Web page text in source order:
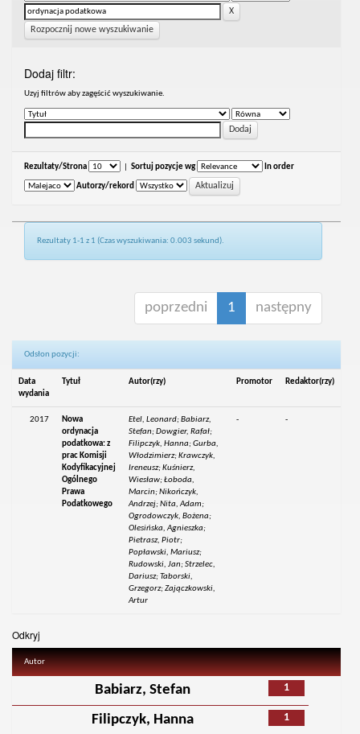
Rozpocznij nowe wyszukiwanie
Dodaj filtr:
Uzyj filtrów aby zagęścić wyszukiwanie.
Rezultaty/Strona Sortuj pozycje wg In order
Autorzy/rekord
Rezultaty 1-1 z 1 (Czas wyszukiwania: 0.003 sekund).
poprzedni 1 następny
Odsłon pozycji:
Data
wydania
Tytuł Autor(rzy) Promotor Redaktor(rzy)
2017
Nowa
ordynacja
podatkowa: z
prac Komisji
Kodyfikacyjnej
Ogólnego
Prawa
Podatkowego
Etel, Leonard; Babiarz,
Stefan; Dowgier, Rafał;
Filipczyk, Hanna; Gurba,
Włodzimierz; Krawczyk,
Ireneusz; Kuśnierz,
Wiesław; Łoboda,
Marcin; Nikończyk,
Andrzej; Nita, Adam;
Ogrodowczyk, Bożena;
Olesińska, Agnieszka;
Pietrasz, Piotr;
Popławski, Mariusz;
Rudowski, Jan; Strzelec,
Dariusz; Taborski,
Grzegorz; Zajączkowski,
Artur
- -
Odkryj
Autor
1
Babiarz, Stefan
1
Filipczyk, Hanna